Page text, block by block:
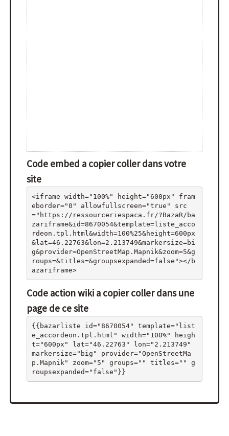
Code embed a copier coller dans votre
site
<iframe width="100%" height="600px" fram
eborder="0" allowfullscreen="true" src
="https://ressourceriespaca.fr/?BazaR/ba
zariframe&id=8670054&template=liste_acco
rdeon.tpl.html&width=100%25&height=600px
&lat=46.22763&lon=2.213749&markersize=bi
g&provider=OpenStreetMap.Mapnik&zoom=5&g
roups=&titles=&groupsexpanded=false"></b
azariframe>
Code action wiki a copier coller dans une
page de ce site
{{bazarliste id="8670054" template="list
e_accordeon.tpl.html" width="100%" heigh
t="600px" lat="46.22763" lon="2.213749"
markersize="big" provider="OpenStreetMa
p.Mapnik" zoom="5" groups="" titles="" g
roupsexpanded="false"}}